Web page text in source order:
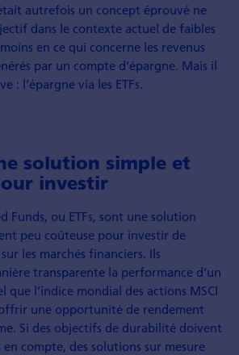
autrefois un concept éprouvé ne
dans le contexte actuel de faibles
en ce qui concerne les revenus
par un compte d’épargne. Mais il
: l’épargne via les ETFs.
solution simple et
investir
Funds, ou ETFs, sont une solution
peu coûteuse pour investir de
les marchés financiers. Ils
transparente la performance d’un
que l’indice mondial des actions MSCI
une opportunité de rendement
Si des objectifs de durabilité doivent
compte, des solutions sur mesure